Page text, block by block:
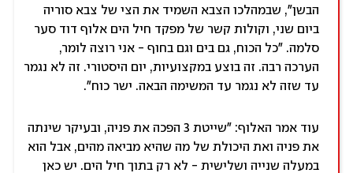
הבשן", שבמהלכו הצבא השמיד את הצי של צבא סוריה
ביום שני, וקולות קשר של מפקד חיל הים אלוף דוד סער
סלמה. "כל הכוח, גם בים וגם בחוף - אני רוצה לומר,
הערכה רבה. זה בוצע במקצועיות, יום היסטורי. זה לא נגמר
עד שזה לא נגמר עד המשימה הבאה. ישר כוח".
עוד אמר האלוף: "שייטת 3 הפכה את פניה, ובעיקר שינתה
את פניה ואת היכולת של מה שהיא מביאה מהים, אבל הוא
במעלה שנייה ושלישית - לא רק בתוך חיל הים. יש כאן